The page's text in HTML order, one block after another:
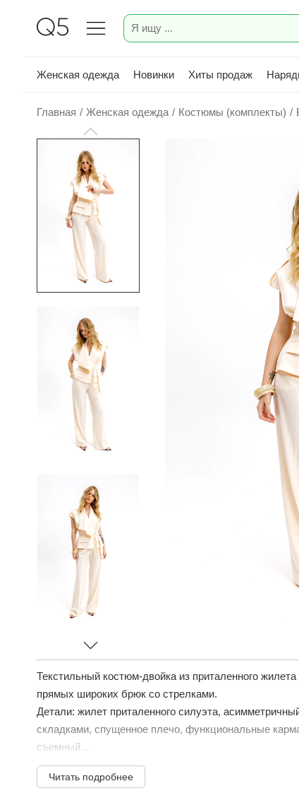
Женская одежда Новинки Хиты продаж
Главная / Женская одежда / Костюмы (комплекты) /
Текстильный костюм-двойка из приталенного
прямых широких брюк со стрелками.
Детали: жилет приталенного силуэта,
складками, спущенное плечо, функциональные
съемный ...
Читать подробнее